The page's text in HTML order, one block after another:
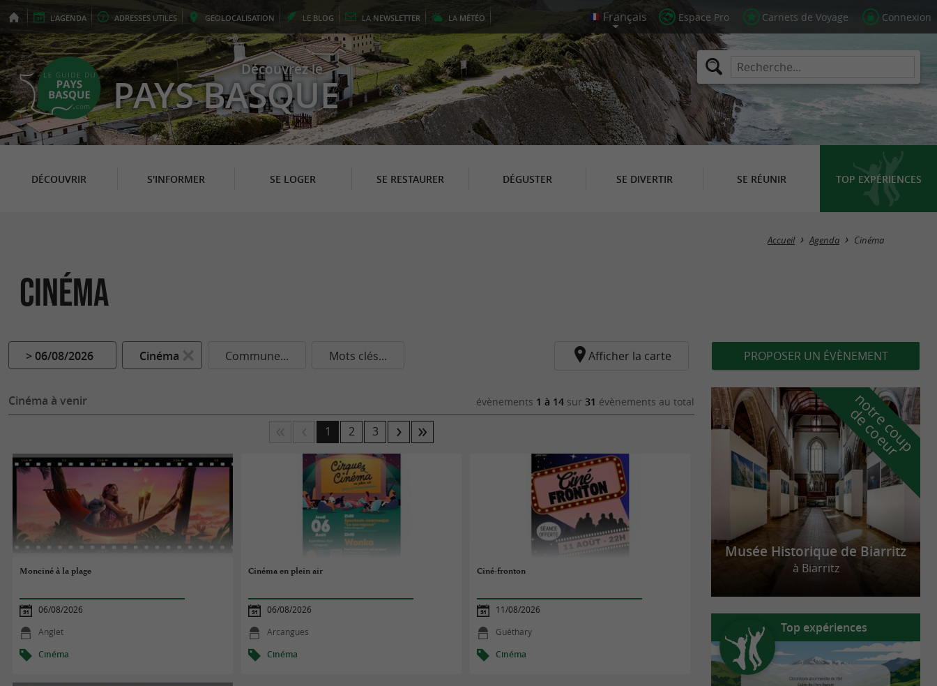
L'AGENDA ADRESSES UTILES GEOLOCALISATION LE BLOG LA NEWSLETTER LA MÉTÉO Espace Pro Carnets de Voyage Connexion
Découvrez le
PAYS BASQUE
DÉCOUVRIR S'INFORMER SE LOGER SE RESTAURER DÉGUSTER SE DIVERTIR SE RÉUNIR TOP EXPÉRIENCES
Masquer la carte
Accueil Agenda Cinéma
Cinéma
> 06/08/2026 Cinéma Commune... Mots clés... Afficher la carte
Cinéma à venir évènements 1 à 14 sur 31 évènements au total
1 2 3
Monciné à la plage
06/08/2026
Anglet
Cinéma
Cinéma en plein air
06/08/2026
Arcangues
Cinéma
Ciné-fronton
11/08/2026
Guéthary
Cinéma
PROPOSER UN ÉVÈNEMENT
n
o
t
r
e
c
o
u
p
d
e
c
o
e
u
r
Musée Historique de Biarritz
à Biarritz
Top expériences